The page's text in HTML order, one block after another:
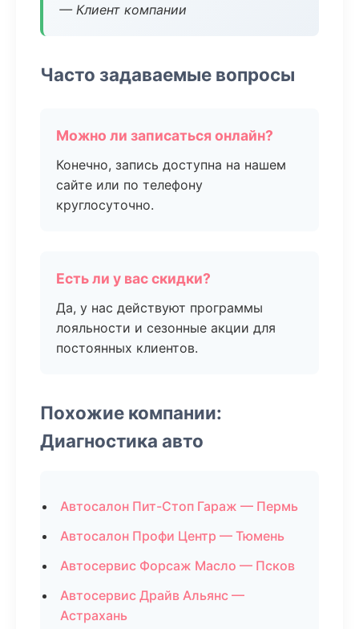
— Клиент компании
Часто задаваемые вопросы
Можно ли записаться онлайн?
Конечно, запись доступна на нашем
сайте или по телефону
круглосуточно.
Есть ли у вас скидки?
Да, у нас действуют программы
лояльности и сезонные акции для
постоянных клиентов.
Похожие компании:
Диагностика авто
Автосалон Пит-Стоп Гараж — Пермь
Автосалон Профи Центр — Тюмень
Автосервис Форсаж Масло — Псков
Автосервис Драйв Альянс —
Астрахань